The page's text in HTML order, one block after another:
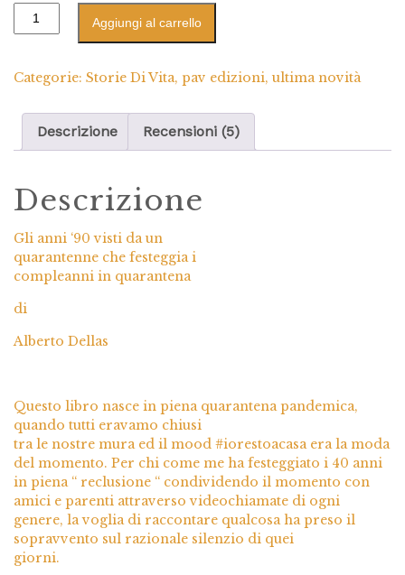
Aggiungi al carrello
Categorie: Storie Di Vita, pav edizioni, ultima novità
Descrizione Recensioni (5)
Descrizione
Gli anni ‘90 visti da un
quarantenne che festeggia i
compleanni in quarantena
di
Alberto Dellas
Questo libro nasce in piena quarantena pandemica,
quando tutti eravamo chiusi
tra le nostre mura ed il mood #iorestoacasa era la moda
del momento. Per chi come me ha festeggiato i 40 anni
in piena “ reclusione “ condividendo il momento con
amici e parenti attraverso videochiamate di ogni
genere, la voglia di raccontare qualcosa ha preso il
sopravvento sul razionale silenzio di quei
giorni.